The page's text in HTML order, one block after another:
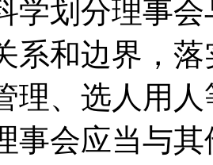
学划分理事
系和边界，
理、选人用
事会应当与